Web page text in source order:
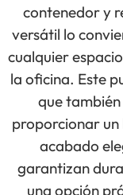
contenedor y
versátil lo
cualquier
la oficina. Este
que
proporcionar
acabado
garantizan
una opción